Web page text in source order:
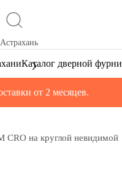
Астрахань
Каталог дверной
от 2 месяцев.
CRO на круглой невидимой